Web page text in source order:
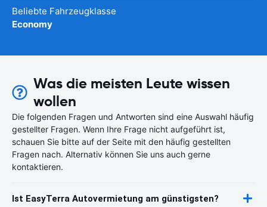
Beliebte Fahrzeugklasse
Economy
Was die meisten Leute wissen
wollen
Die folgenden Fragen und Antworten sind eine Auswahl häufig
gestellter Fragen. Wenn Ihre Frage nicht aufgeführt ist,
schauen Sie bitte auf der Seite mit den häufig gestellten
Fragen nach. Alternativ können Sie uns auch gerne
kontaktieren.
Ist EasyTerra Autovermietung am günstigsten?